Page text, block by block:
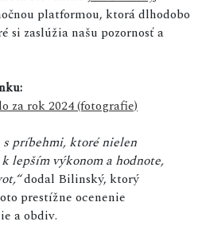
platformou, ktorá dlhodobo
si zaslúžia našu pozornosť a
za rok 2024 (fotografie)
s príbehmi, ktoré nielen
lepším výkonom a hodnote,
dodal Bilinský, ktorý
prestížne ocenenie
a obdiv.